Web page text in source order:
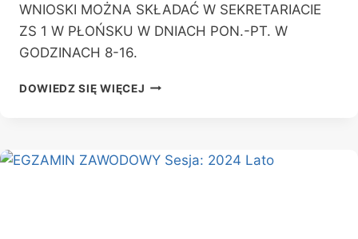
WNIOSKI MOŻNA SKŁADAĆ W SEKRETARIACIE
ZS 1 W PŁOŃSKU W DNIACH PON.-PT. W
GODZINACH 8-16.
DOWIEDZ SIĘ WIĘCEJ ZARZĄDZENIE
1